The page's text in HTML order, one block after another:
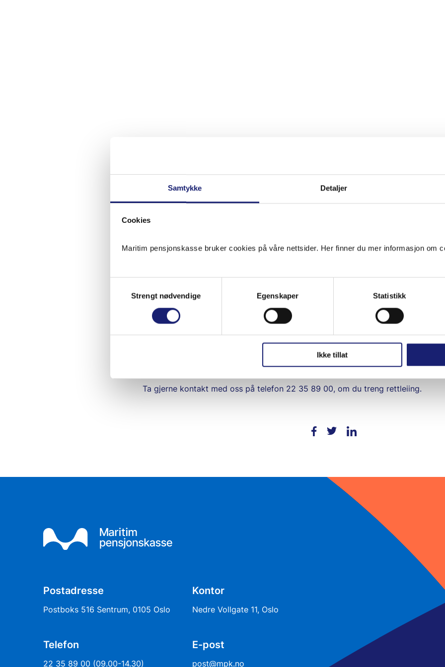
Samtykke Detaljer
Cookies
Maritim pensjonskasse bruker cookies på våre nettsider. Her finner du mer informasjon om
Strengt nødvendige
Egenskaper Statistikk
Ikke tillat
Du finn same informasjonen i medlemsportalen via nettsidene våre mpk.no
MinID)
På sikt ønskjer me å tilby medlemmene våre ein ny og forbetra app, men me
for når denne vil vera klar.
Hugs at du kan leggja til mpk.no som favoritt i nettlesaren eller på
Ta gjerne kontakt med oss på telefon 22 35 89 00, om du treng rettleiing.
Postadresse
Postboks 516 Sentrum, 0105 Oslo
Kontor
Nedre Vollgate 11, Oslo
Telefon
22 35 89 00 (09.00-14.30)
E-post
post@mpk.no